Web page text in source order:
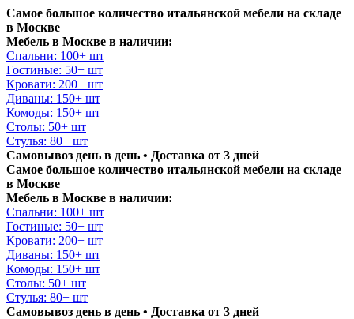
Самое большое количество итальянской мебели на складе
в Москве
Мебель в Москве в наличии:
Спальни: 100+ шт
Гостиные: 50+ шт
Кровати: 200+ шт
Диваны: 150+ шт
Комоды: 150+ шт
Столы: 50+ шт
Стулья: 80+ шт
Самовывоз день в день • Доставка от 3 дней
Самое большое количество итальянской мебели на складе
в Москве
Мебель в Москве в наличии:
Спальни: 100+ шт
Гостиные: 50+ шт
Кровати: 200+ шт
Диваны: 150+ шт
Комоды: 150+ шт
Столы: 50+ шт
Стулья: 80+ шт
Самовывоз день в день • Доставка от 3 дней